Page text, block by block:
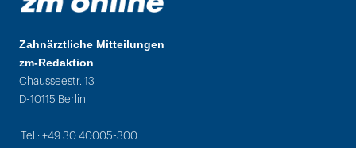
Zahnärztliche Mitteilungen
zm-Redaktion
Chausseestr. 13
D-10115 Berlin
Tel.: +49 30 40005-300